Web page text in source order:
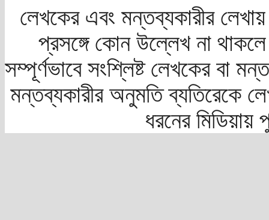
লেখকের এবং মন্তব্যকারীর
প্রসঙ্গে কোন উল্লেখ না
সম্পূর্ণভাবে সংশ্লিষ্ট লেখকের বা
মন্তব্যকারীর অনুমতি ব্যতিরেকে
ধরনের মিডিয়ায়